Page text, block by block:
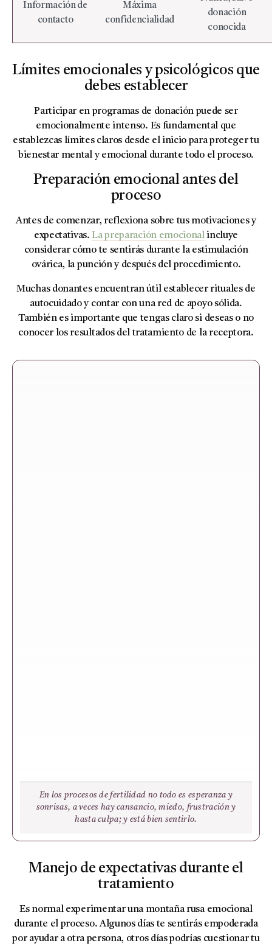
Información de
contacto
Máxima
confidencialidad
donación
conocida
Límites emocionales y psicológicos que
debes establecer
Participar en programas de donación puede ser
emocionalmente intenso. Es fundamental que
establezcas límites claros desde el inicio para proteger tu
bienestar mental y emocional durante todo el proceso.
Preparación emocional antes del
proceso
Antes de comenzar, reflexiona sobre tus motivaciones y
expectativas.La preparación emocionalincluye
considerar cómo te sentirás durante la estimulación
ovárica, la punción y después del procedimiento.
Muchas donantes encuentran útil establecer rituales de
autocuidado y contar con una red de apoyo sólida.
También es importante que tengas claro si deseas o no
conocer los resultados del tratamiento de la receptora.
En los procesos de fertilidad no todo es esperanza y
sonrisas, a veces hay cansancio, miedo, frustración y
hasta culpa; y está bien sentirlo.
Manejo de expectativas durante el
tratamiento
Es normal experimentar una montaña rusa emocional
durante el proceso. Algunos días te sentirás empoderada
por ayudar a otra persona, otros días podrías cuestionar tu